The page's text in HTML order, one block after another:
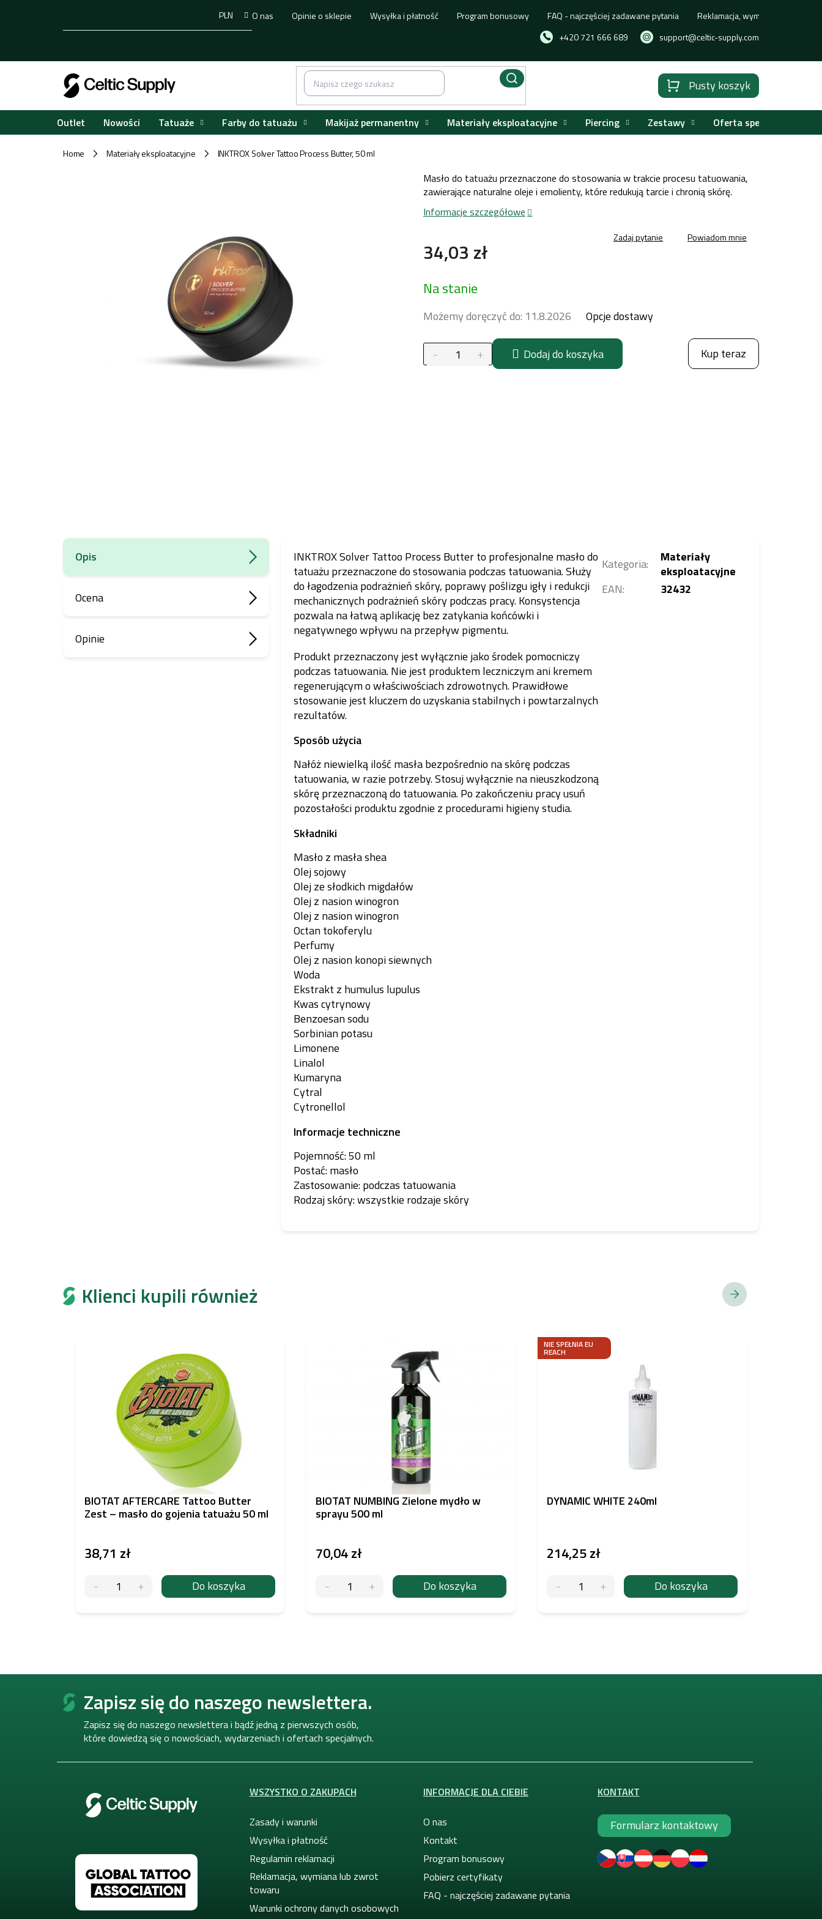
+420 721 666 689 support@celtic-supply.com
O nas Opinie o sklepie Wysyłka i płatność Program bonusowy FAQ - najczęściej zadawane pytania Reklamacja, wymiana lub zwrot
PLN
KoszykPusty koszyk
Outlet Nowości Tatuaże Farby do tatuażu Makijaż permanentny Materiały eksploatacyjne Piercing Zestawy Oferta specjalna
Home / Materiały eksploatacyjne / INKTROX Solver Tattoo Process Butter, 50 ml
34,03 zł
jednostkowa:
Na stanie
Możemy doręczyć do: 11.8.2026 Opcje dostawy
Dodaj do koszyka Kup teraz
Masło do tatuażu przeznaczone do stosowania w trakcie procesu tatuowania,
zawierające naturalne oleje i emolienty, które redukują tarcie i chronią skórę.
Informacje szczegółowe
Zadaj pytanie Powiadom mnie
Opis
Ocena
Opinie
INKTROX Solver Tattoo Process Butter to profesjonalne masło do
tatuażu przeznaczone do stosowania podczas tatuowania. Służy
do łagodzenia podrażnień skóry, poprawy poślizgu igły i redukcji
mechanicznych podrażnień skóry podczas pracy. Konsystencja
pozwala na łatwą aplikację bez zatykania końcówki i
negatywnego wpływu na przepływ pigmentu.
Produkt przeznaczony jest wyłącznie jako środek pomocniczy
podczas tatuowania. Nie jest produktem leczniczym ani kremem
regenerującym o właściwościach zdrowotnych. Prawidłowe
stosowanie jest kluczem do uzyskania stabilnych i powtarzalnych
rezultatów.
Sposób użycia
Nałóż niewielką ilość masła bezpośrednio na skórę podczas
tatuowania, w razie potrzeby. Stosuj wyłącznie na nieuszkodzoną
skórę przeznaczoną do tatuowania. Po zakończeniu pracy usuń
pozostałości produktu zgodnie z procedurami higieny studia.
Składniki
Masło z masła shea
Olej sojowy
Olej ze słodkich migdałów
Olej z nasion winogron
Olej z nasion winogron
Octan tokoferylu
Perfumy
Olej z nasion konopi siewnych
Woda
Ekstrakt z humulus lupulus
Kwas cytrynowy
Benzoesan sodu
Sorbinian potasu
Limonene
Linalol
Kumaryna
Cytral
Cytronellol
Informacje techniczne
Pojemność: 50 ml
Postać: masło
Zastosowanie: podczas tatuowania
Rodzaj skóry: wszystkie rodzaje skóry
Kategoria:
Materiały
eksploatacyjne
EAN: 32432
Klienci kupili również
BIOTAT AFTERCARE Tattoo Butter
Zest – masło do gojenia tatuażu 50 ml
38,71 zł
Do koszyka
BIOTAT NUMBING Zielone mydło w
sprayu 500 ml
70,04 zł
Do koszyka
NIE SPEŁNIA EU
REACH
DYNAMIC WHITE 240ml
214,25 zł
Do koszyka
S
Zapisz się do naszego newslettera.
Zapisz się do naszego newslettera i bądź jedną z pierwszych osób,
które dowiedzą się o nowościach, wydarzeniach i ofertach specjalnych.
WSZYSTKO O ZAKUPACH
Zasady i warunki
Wysyłka i płatność
Regulamin reklamacji
Reklamacja, wymiana lub zwrot
towaru
Warunki ochrony danych osobowych
INFORMACJE DLA CIEBIE
O nas
Kontakt
Program bonusowy
Pobierz certyfikaty
FAQ - najczęściej zadawane pytania
KONTAKT
Formularz kontaktowy